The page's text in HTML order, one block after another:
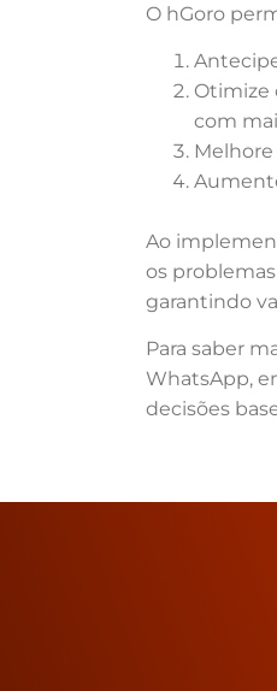
O hGoro
Otimize
com
Ao
os
garantindo
Para saber
WhatsApp,
decisões